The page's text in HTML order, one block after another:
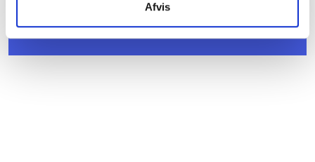
Afvis
førtidspensionssager
19. marts 2026